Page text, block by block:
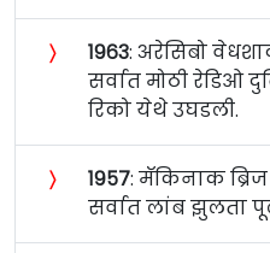
〉 १९६३: अरेसिबो
सर्वात मोठी रेडिओ
रिको येथे उघडली.
〉 १९५७: मॅकिनाक
सर्वात लांब झुलता